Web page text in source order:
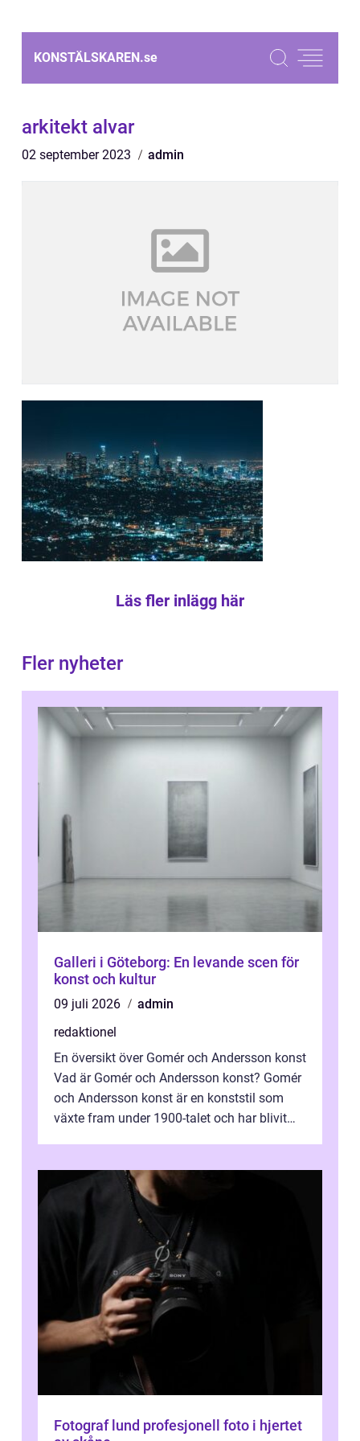
KONSTÄLSKAREN.se
arkitekt alvar
02 september 2023 admin
Läs fler inlägg här
Fler nyheter
Galleri i Göteborg: En levande scen för
konst och kultur
09 juli 2026
admin
redaktionel
En översikt över Gomér och Andersson konst
Vad är Gomér och Andersson konst? Gomér
och Andersson konst är en konststil som
växte fram under 1900-talet och har blivit
Fotograf lund profesjonell foto i hjertet